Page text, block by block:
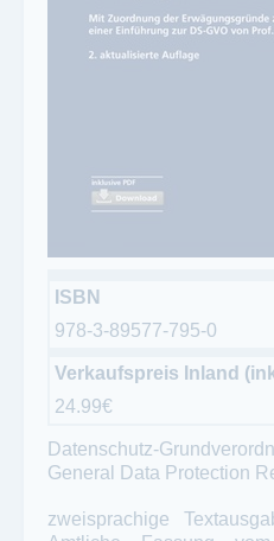
ISBN
978-3-89577-795-0
Verkaufspreis Inland
24.99€
Datenschutz-
General Data Protection
zweisprachige